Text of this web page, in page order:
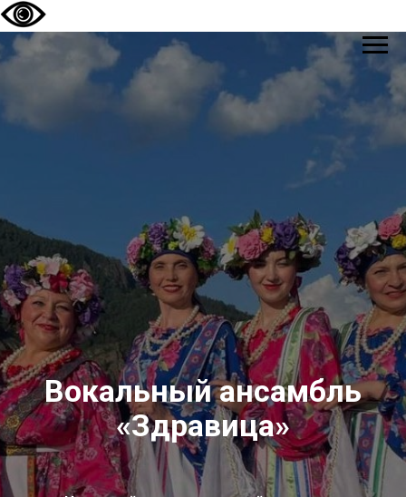
Вокальный ансамбль
«Здравица»